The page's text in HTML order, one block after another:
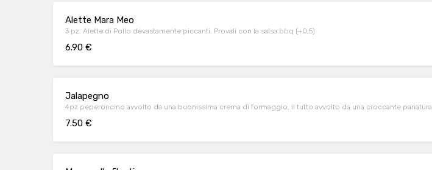
Alette Mara Meo
3 pz. Alette di Pollo devastamente piccanti. Provali con la salsa bbq (+0,5)
6.90 €
Jalapegno
4pz peperoncino avvolto da una buonissima crema di formaggio, il tutto avvolto da una croccante panatura
7.50 €